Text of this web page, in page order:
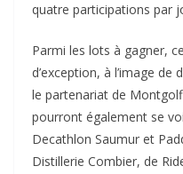
quatre participations par
Parmi les lots à gagner,
d’exception, à l’image
le partenariat de
pourront également se
Decathlon Saumur et
Distillerie Combier, de